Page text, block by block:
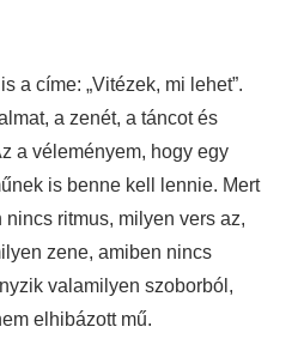
a címe: „Vitézek, mi lehet”.
a zenét, a táncot és
a véleményem, hogy egy
is benne kell lennie. Mert
ritmus, milyen vers az,
zene, amiben nincs
valamilyen szoborból,
elhibázott mű.